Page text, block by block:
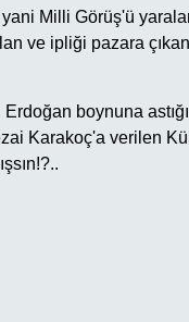
yani Milli Görüş'ü
ve ipliği pazara
boynuna
Karakoç'a verilen